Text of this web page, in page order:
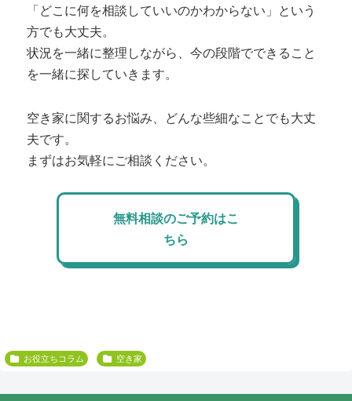
「どこに何を相談していいのかわからない」という
方でも大丈夫。
状況を一緒に整理しながら、今の段階でできること
を一緒に探していきます。
空き家に関するお悩み、どんな些細なことでも大丈
夫です。
まずはお気軽にご相談ください。
無料相談のご予約はこ
ちら
お役立ちコラム 空き家